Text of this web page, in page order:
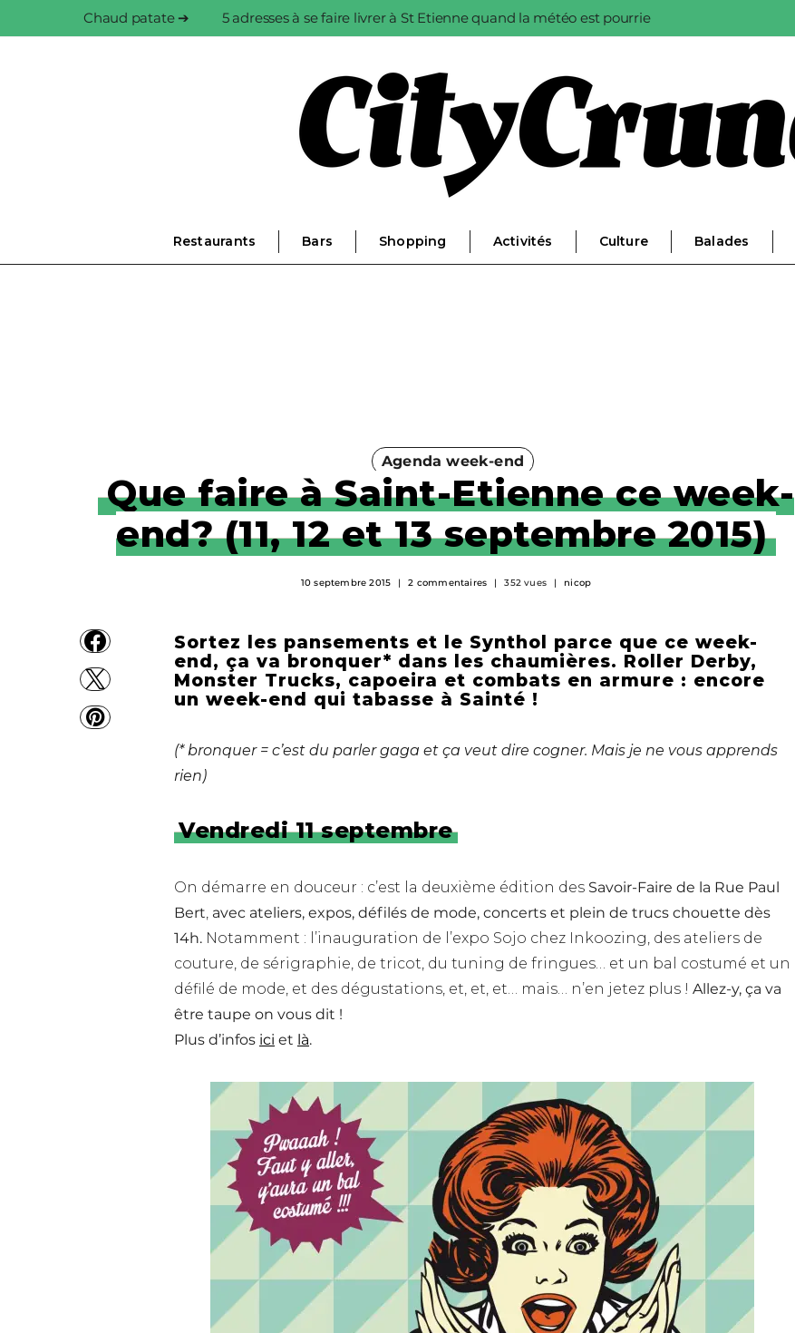
Chaud patate ➔ 5 adresses à se faire livrer à St Etienne quand la météo est pourrie
Restaurants Bars Shopping Activités Culture Balades
Agenda week-end
Que faire à Saint-Etienne ce week-
end? (11, 12 et 13 septembre 2015)
10 septembre 2015 2 commentaires 352 vues nicop
Sortez les pansements et le Synthol parce que ce week-
end, ça va bronquer* dans les chaumières. Roller Derby,
Monster Trucks, capoeira et combats en armure : encore
un week-end qui tabasse à Sainté !
(* bronquer = c’est du parler gaga et ça veut dire cogner. Mais je ne vous apprends
rien)
Vendredi 11 septembre
On démarre en douceur : c’est la deuxième édition des Savoir-Faire de la Rue Paul
Bert, avec ateliers, expos, défilés de mode, concerts et plein de trucs chouette dès
14h. Notamment : l’inauguration de l’expo Sojo chez Inkoozing, des ateliers de
couture, de sérigraphie, de tricot, du tuning de fringues… et un bal costumé et un
défilé de mode, et des dégustations, et, et, et… mais… n’en jetez plus ! Allez-y, ça va
être taupe on vous dit !
Plus d’infos ici et là.